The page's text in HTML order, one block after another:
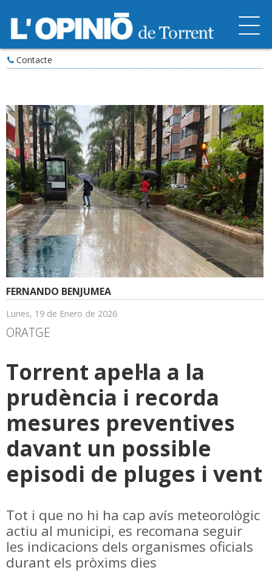
Contacte
FERNANDO BENJUMEA
Lunes, 19 de Enero de 2026
ORATGE
Torrent apel·la a la
prudència i recorda
mesures preventives
davant un possible
episodi de pluges i vent
Tot i que no hi ha cap avís meteorològic
actiu al municipi, es recomana seguir
les indicacions dels organismes oficials
durant els pròxims dies